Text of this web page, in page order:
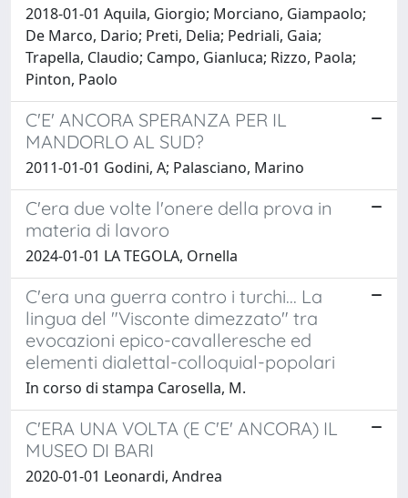
2018-01-01 Aquila, Giorgio; Morciano, Giampaolo;
De Marco, Dario; Preti, Delia; Pedriali, Gaia;
Trapella, Claudio; Campo, Gianluca; Rizzo, Paola;
Pinton, Paolo
C'E' ANCORA SPERANZA PER IL
MANDORLO AL SUD?
2011-01-01 Godini, A; Palasciano, Marino
C'era due volte l'onere della prova in
materia di lavoro
2024-01-01 LA TEGOLA, Ornella
C'era una guerra contro i turchi... La
lingua del "Visconte dimezzato" tra
evocazioni epico-cavalleresche ed
elementi dialettal-colloquial-popolari
In corso di stampa Carosella, M.
C'ERA UNA VOLTA (E C'E' ANCORA) IL
MUSEO DI BARI
2020-01-01 Leonardi, Andrea